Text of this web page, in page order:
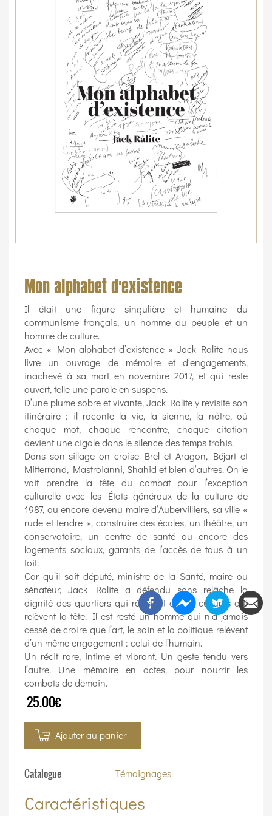
Mon alphabet d'existence
Il était une figure singulière et humaine du
communisme français, un homme du peuple et un
homme de culture.
Avec « Mon alphabet d’existence » Jack Ralite nous
livre un ouvrage de mémoire et d’engagements,
inachevé à sa mort en novembre 2017, et qui reste
ouvert, telle une parole en suspens.
D’une plume sobre et vivante, Jack Ralite y revisite son
itinéraire : il raconte la vie, la sienne, la nôtre, où
chaque mot, chaque rencontre, chaque citation
devient une cigale dans le silence des temps trahis.
Dans son sillage on croise Brel et Aragon, Béjart et
Mitterrand, Mastroianni, Shahid et bien d’autres. On le
voit prendre la tête du combat pour l’exception
culturelle avec les États généraux de la culture de
1987, ou encore devenu maire d’Aubervilliers, sa ville «
rude et tendre », construire des écoles, un théâtre, un
conservatoire, un centre de santé ou encore des
logements sociaux, garants de l’accès de tous à un
toit.
Car qu’il soit député, ministre de la Santé, maire ou
sénateur, Jack Ralite a défendu sans relâche la
dignité des quartiers qui résistent et des cultures qui
relèvent la tête. Il est resté un homme qui n’a jamais
cessé de croire que l’art, le soin et la politique relèvent
d’un même engagement : celui de l’humain.
Un récit rare, intime et vibrant. Un geste tendu vers
l’autre. Une mémoire en actes, pour nourrir les
combats de demain.
25.00€
Ajouter au panier
Catalogue Témoignages
Caractéristiques